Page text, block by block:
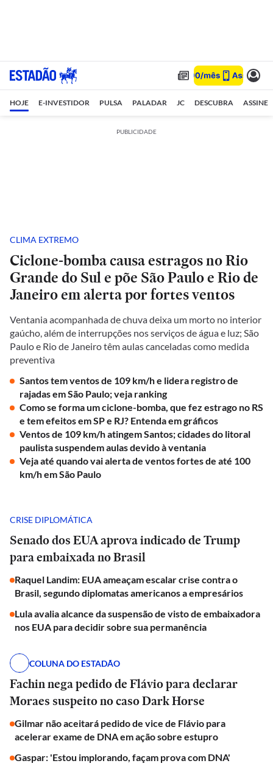
HOJE E-INVESTIDOR PULSA PALADAR JC DESCUBRA ASSINE
PUBLICIDADE
CLIMA EXTREMO
Ciclone-bomba causa estragos no Rio
Grande do Sul e põe São Paulo e Rio de
Janeiro em alerta por fortes ventos
Ventania acompanhada de chuva deixa um morto no interior
gaúcho, além de interrupções nos serviços de água e luz; São
Paulo e Rio de Janeiro têm aulas canceladas como medida
preventiva
Santos tem ventos de 109 km/h e lidera registro de
rajadas em São Paulo; veja ranking
Como se forma um ciclone-bomba, que fez estrago no RS
e tem efeitos em SP e RJ? Entenda em gráficos
Ventos de 109 km/h atingem Santos; cidades do litoral
paulista suspendem aulas devido à ventania
Veja até quando vai alerta de ventos fortes de até 100
km/h em São Paulo
CRISE DIPLOMÁTICA
Senado dos EUA aprova indicado de Trump
para embaixada no Brasil
Raquel Landim: EUA ameaçam escalar crise contra o
Brasil, segundo diplomatas americanos a empresários
Lula avalia alcance da suspensão de visto de embaixadora
nos EUA para decidir sobre sua permanência
COLUNA DO ESTADÃO
Fachin nega pedido de Flávio para declarar
Moraes suspeito no caso Dark Horse
Gilmar não aceitará pedido de vice de Flávio para
acelerar exame de DNA em ação sobre estupro
Gaspar: 'Estou implorando, façam prova com DNA'